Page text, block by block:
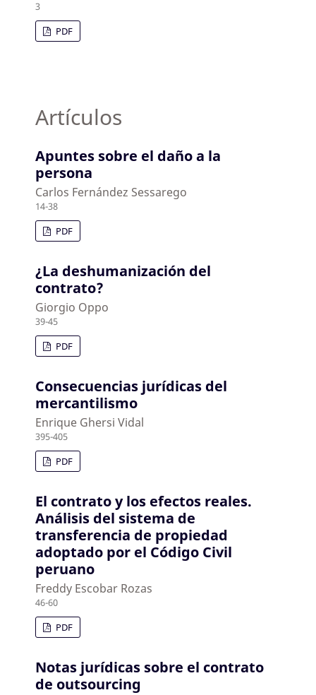
3
PDF
Artículos
Apuntes sobre el daño a la
persona
Carlos Fernández Sessarego
14-38
PDF
¿La deshumanización del
contrato?
Giorgio Oppo
39-45
PDF
Consecuencias jurídicas del
mercantilismo
Enrique Ghersi Vidal
395-405
PDF
El contrato y los efectos reales.
Análisis del sistema de
transferencia de propiedad
adoptado por el Código Civil
peruano
Freddy Escobar Rozas
46-60
PDF
Notas jurídicas sobre el contrato
de outsourcing